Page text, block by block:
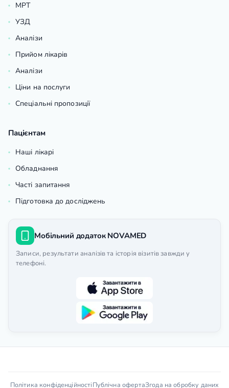
МРТ
УЗД
Аналізи
Прийом лікарів
Аналізи
Ціни на послуги
Спеціальні пропозиції
Пацієнтам
Наші лікарі
Обладнання
Часті запитання
Підготовка до досліджень
Мобільний додаток NOVAMED
Записи, результати аналізів та історія візитів завжди у
телефоні.
Політика конфіденційностіПублічна офертаЗгода на обробку даних